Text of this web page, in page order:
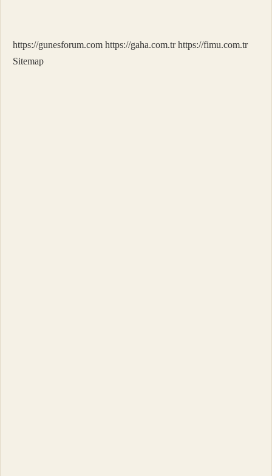
https://gunesforum.com https://gaha.com.tr https://fimu.com.tr
Sitemap